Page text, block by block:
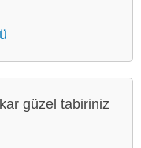
güzel tabiriniz